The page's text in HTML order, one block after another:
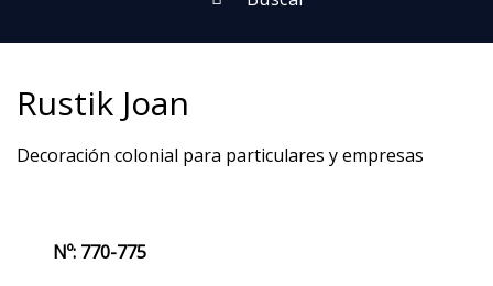
Rustik Joan
Decoración colonial para particulares y empresas
Nº: 770-775